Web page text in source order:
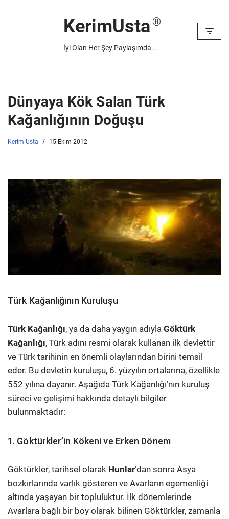
KerimUsta
İyi Olan Her Şey Paylaşımda...
Dünyaya Kök Salan Türk
Kağanlığının Doğuşu
Kerim Usta 15 Ekim 2012
Türk Kağanlığının Kuruluşu
Türk Kağanlığı, ya da daha yaygın adıyla Göktürk
Kağanlığı, Türk adını resmi olarak kullanan ilk devlettir
ve Türk tarihinin en önemli olaylarından birini temsil
eder. Bu devletin kuruluşu, 6. yüzyılın ortalarına, özellikle
552 yılına dayanır. Aşağıda Türk Kağanlığı’nın kuruluş
süreci ve gelişimi hakkında detaylı bilgiler
bulunmaktadır:
1. Göktürkler’in Kökeni ve Erken Dönem
Göktürkler, tarihsel olarak Hunlar’dan sonra Asya
bozkırlarında varlık gösteren ve Avarların egemenliği
altında yaşayan bir topluluktur. İlk dönemlerinde
Avarlara bağlı bir boy olarak bilinen Göktürkler, zamanla